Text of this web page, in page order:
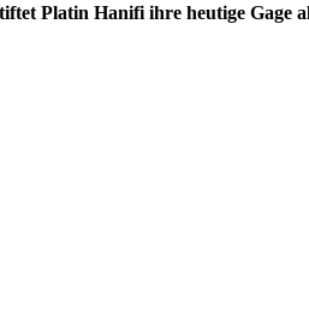
Platin Hanifi ihre heutige Gage